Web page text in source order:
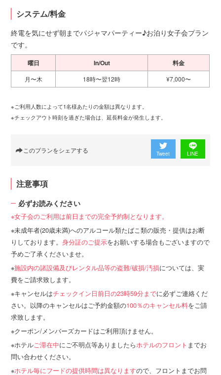
システム/料金
終電を気にせず朝までパジャマパーティー♪お泊り女子会プラン
です。
曜日 In/Out 料金
月〜木 18時〜翌12時 ¥7,000〜
※ご利用人数によって1名様あたりの金額は異なります。
※チェックアウト時刻を過ぎた場合は、延長料金が発生します。
このプランをシェアする Tweet LINE
注意事項
必ずお読みください
女子会のご利用は前日までの完全予約制となります。
未成年者(20歳未満)へのアルコール類たばこ類の販売・提供はお断
りしております。身分証のご提示をお願いする場合もございますので
予めご了承くださいませ。
施設内の諸設備及びレンタル品等の盗難/破損/汚損については、実
費をご請求致します。
キャンセルはチェックイン日前日の23時59分までに必ずご連絡くだ
さい。以降のキャンセルはご予約金額の100％のキャンセル料をご請
求致します。
クーポン/メンバーズカードはご利用頂けません。
ホテルご滞在中にご不明点等ありましたらホテルのフロント までお
問い合わせください。
ホテル毎にフードの提供時間は異なりますので、フロントまでお問